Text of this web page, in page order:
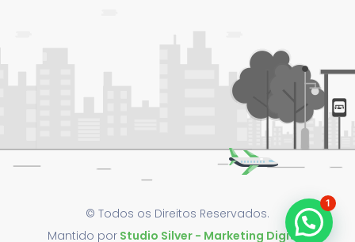
© Todos os Direitos Reservados.
Mantido por Studio Silver - Marketing Digital
1